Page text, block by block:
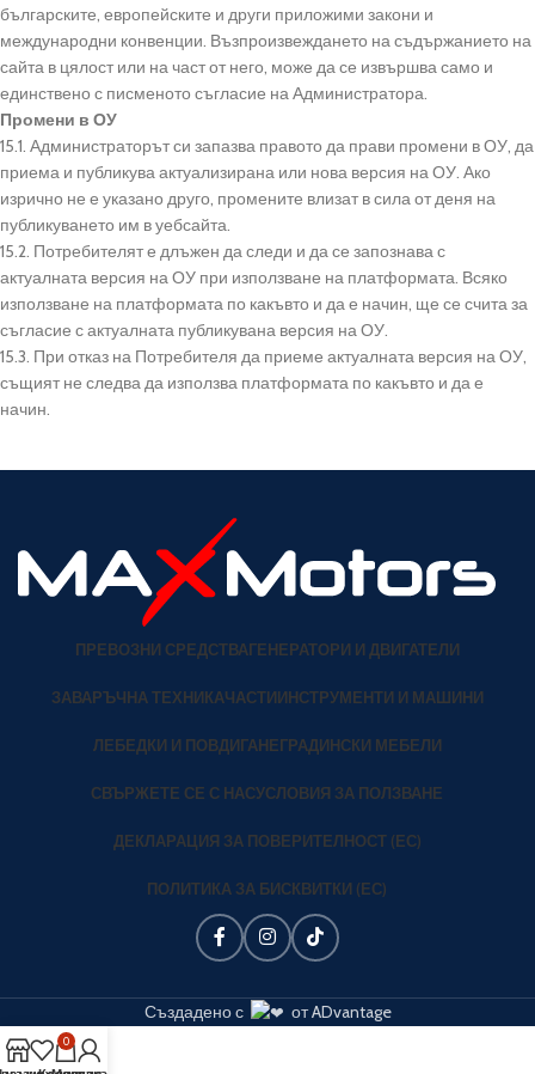
българските, европейските и други приложими закони и
международни конвенции. Възпроизвеждането на съдържанието на
сайта в цялост или на част от него, може да се извършва само и
единствено с писменото съгласие на Администратора.
Промени в ОУ
15.1. Администраторът си запазва правото да прави промени в ОУ, да
приема и публикува актуализирана или нова версия на ОУ. Ако
изрично не е указано друго, промените влизат в сила от деня на
публикуването им в уебсайта.
15.2. Потребителят е длъжен да следи и да се запознава с
актуалната версия на ОУ при използване на платформата. Всяко
използване на платформата по какъвто и да е начин, ще се счита за
съгласие с актуалната публикувана версия на ОУ.
15.3. При отказ на Потребителя да приеме актуалната версия на ОУ,
същият не следва да използва платформата по какъвто и да е
начин.
ПРЕВОЗНИ СРЕДСТВАГЕНЕРАТОРИ И ДВИГАТЕЛИ
ЗАВАРЪЧНА ТЕХНИКАЧАСТИИНСТРУМЕНТИ И МАШИНИ
ЛЕБЕДКИ И ПОВДИГАНЕГРАДИНСКИ МЕБЕЛИ
СВЪРЖЕТЕ СЕ С НАСУСЛОВИЯ ЗА ПОЛЗВАНЕ
ДЕКЛАРАЦИЯ ЗА ПОВЕРИТЕЛНОСТ (ЕС)
ПОЛИТИКА ЗА БИСКВИТКИ (ЕС)
Създадено с от ADvantage
0